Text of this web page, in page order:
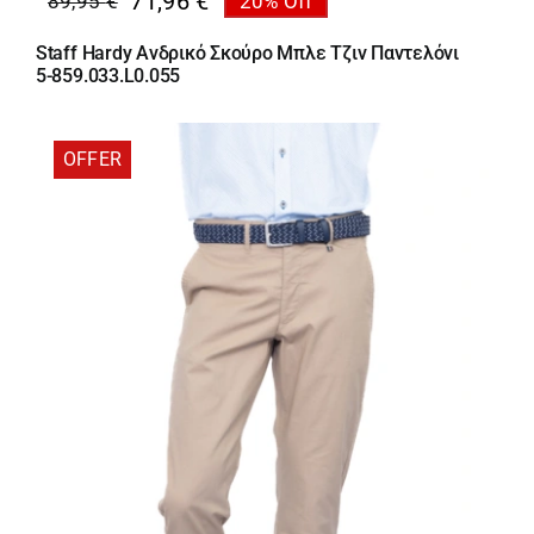
Original
price
was:
Η
τρέχουσα
τιμή
Staff Hardy Ανδρικό Σκούρο Μπλε Τζιν Παντελόνι
5-859.033.L0.055
OFFER